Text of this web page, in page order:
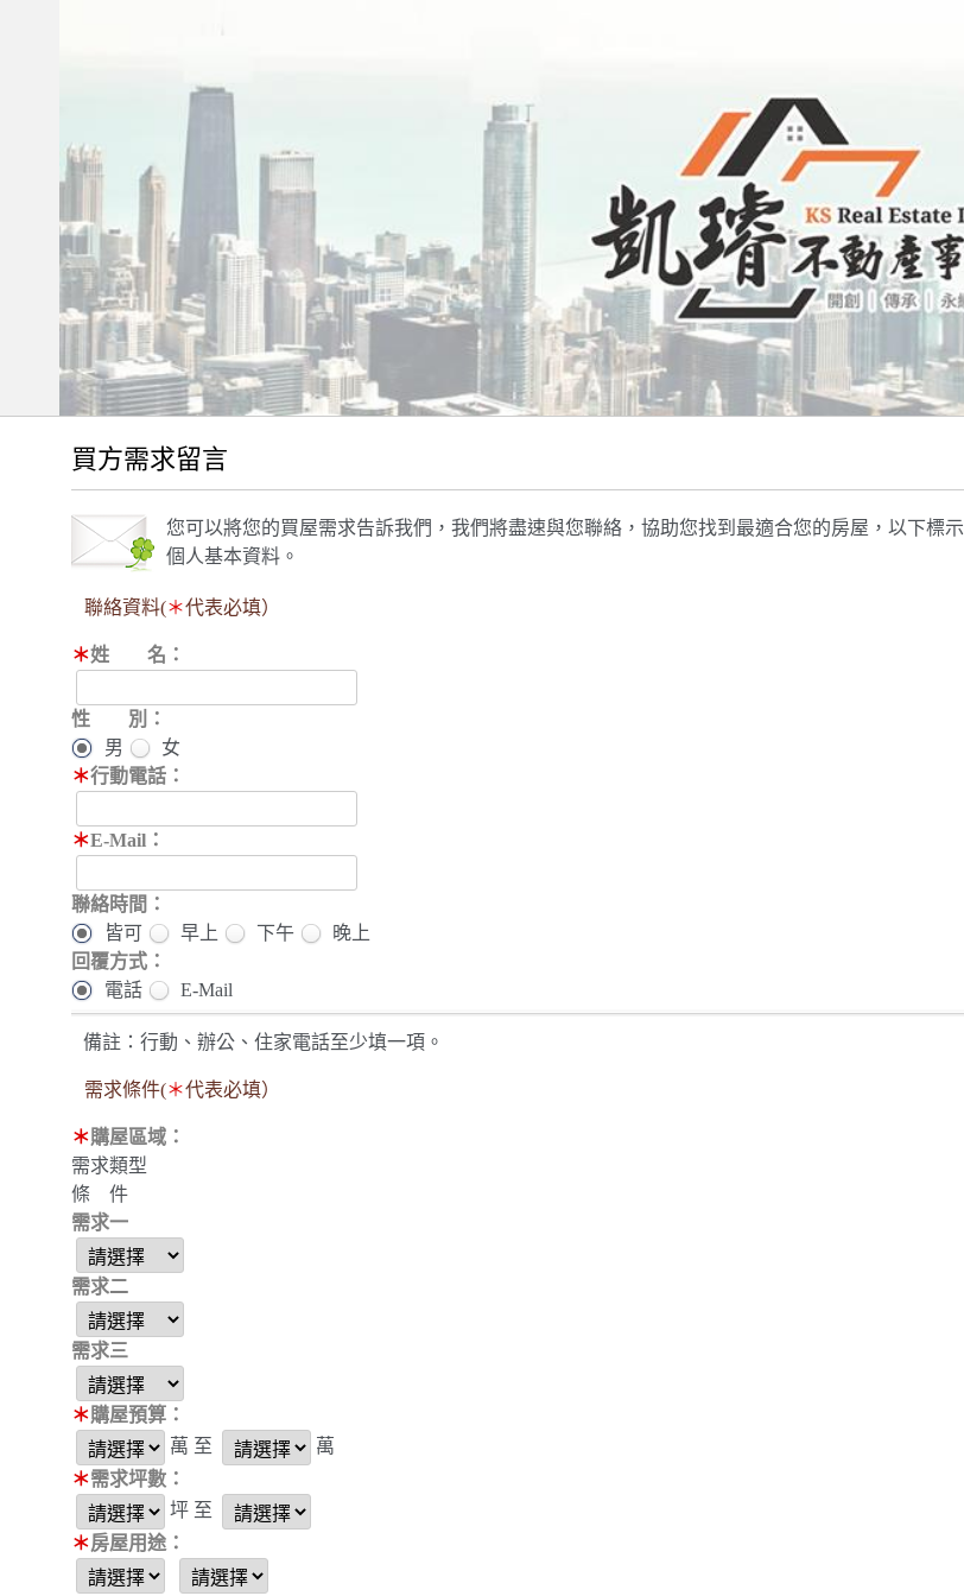
買方需求留言
您可以將您的買屋需求告訴我們，我們將盡速與您聯絡，協助您找到最適合您的房屋，以下標示
個人基本資料。
聯絡資料(＊代表必填）
＊姓 名：
性 別：
男
女
＊行動電話：
＊E-Mail：
聯絡時間：
皆可
早上 下午
晚上
回覆方式：
電話
E-Mail
備註：行動、辦公、住家電話至少填一項。
需求條件(＊代表必填）
＊購屋區域：
需求類型
條 件
需求一
需求二
需求三
＊購屋預算：
萬 至
萬
＊需求坪數：
坪 至
＊房屋用途：